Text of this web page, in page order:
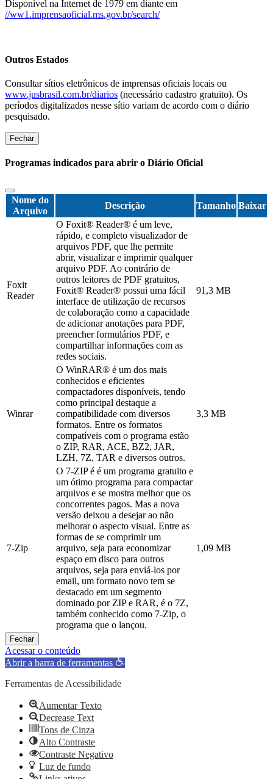
Disponível na Internet de 1979 em diante em
//ww1.imprensaoficial.ms.gov.br/search/
Outros Estados
Consultar sítios eletrônicos de imprensas oficiais locais ou
www.jusbrasil.com.br/diarios (necessário cadastro gratuito). Os
períodos digitalizados nesse sítio variam de acordo com o diário
pesquisado.
Fechar
Programas indicados para abrir o Diário Oficial
Nome do
Arquivo
Descrição Tamanho Baixar
Foxit
Reader
O Foxit® Reader® é um leve,
rápido, e completo visualizador de
arquivos PDF, que lhe permite
abrir, visualizar e imprimir qualquer
arquivo PDF. Ao contrário de
outros leitores de PDF gratuitos,
Foxit® Reader® possui uma fácil
interface de utilização de recursos
de colaboração como a capacidade
de adicionar anotações para PDF,
preencher formulários PDF, e
compartilhar informações com as
redes sociais.
91,3 MB
Winrar
O WinRAR® é um dos mais
conhecidos e eficientes
compactadores disponíveis, tendo
como principal destaque a
compatibilidade com diversos
formatos. Entre os formatos
compatíveis com o programa estão
o ZIP, RAR, ACE, BZ2, JAR,
LZH, 7Z, TAR e diversos outros.
3,3 MB
7-Zip
O 7-ZIP é é um programa gratuito e
um ótimo programa para compactar
arquivos e se mostra melhor que os
concorrentes pagos. Mas a nova
versão deixou a desejar ao não
melhorar o aspecto visual. Entre as
formas de se comprimir um
arquivo, seja para economizar
espaço em disco para outros
arquivos, seja para enviá-los por
email, um formato novo tem se
destacado em um segmento
dominado por ZIP e RAR, é o 7Z,
também conhecido como 7-Zip, o
programa que o lançou.
1,09 MB
Fechar
Acessar o conteúdo
Abrir a barra de ferramentas
Ferramentas de Acessibilidade
Aumentar Texto
Decrease Text
Tons de Cinza
Alto Contraste
Contraste Negativo
Luz de fundo